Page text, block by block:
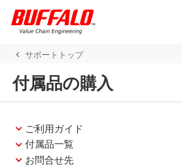
サポートトップ
付属品の購入
ご利用ガイド
付属品一覧
お問合せ先